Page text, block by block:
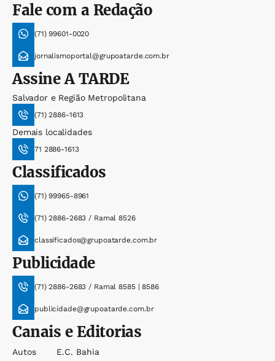
Fale com a Redação
(71) 99601-0020
jornalismoportal@grupoatarde.com.br
AssineA TARDE
Salvador e Região Metropolitana
(71) 2886-1613
Demais localidades
71 2886-1613
Classificados
(71) 99965-8961
(71) 2886-2683 / Ramal 8526
classificados@grupoatarde.com.br
Publicidade
(71) 2886-2683 / Ramal 8585 | 8586
publicidade@grupoatarde.com.br
Canais e Editorias
Autos
E.c. Bahia